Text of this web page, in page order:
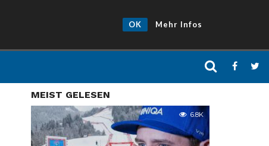
OK Mehr Infos
MEIST GELESEN
6.8K